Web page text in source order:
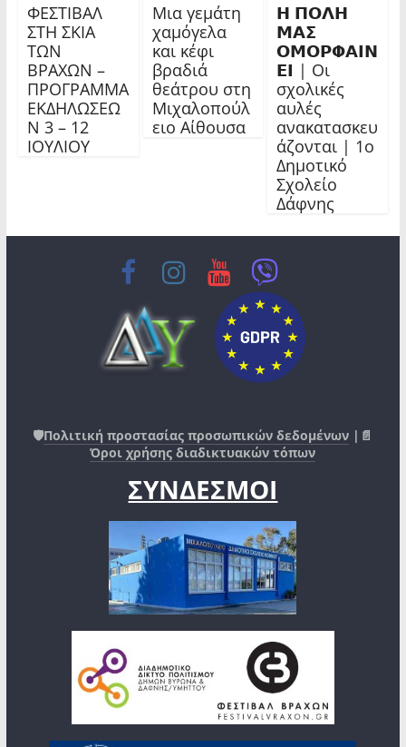
ΦΕΣΤΙΒΑΛ
ΣΤΗ ΣΚΙΑ
ΤΩΝ
ΒΡΑΧΩΝ –
ΠΡΟΓΡΑΜΜΑ
ΕΚΔΗΛΩΣΕΩ
Ν 3 – 12
ΙΟΥΛΙΟΥ
Μια γεμάτη
χαμόγελα
και κέφι
βραδιά
θεάτρου στη
Μιχαλοπούλ
ειο Αίθουσα
𝝜 𝝥𝝤𝝠𝝜
𝝡𝝖𝝨
𝝤𝝡𝝤𝝦𝝫𝝖𝝞𝝢
𝝚𝝞 | Οι
σχολικές
αυλές
ανακατασκευ
άζονται | 1ο
Δημοτικό
Σχολείο
Δάφνης
🛡️Πολιτική προστασίας προσωπικών δεδομένων |📄
Όροι χρήσης διαδικτυακών τόπων
ΣΥΝΔΕΣΜΟΙ